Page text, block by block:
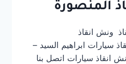
المنصورة
ونش انقاذ
سيارات ابراهيم السيد –
انقاذ سيارات اتصل بنا